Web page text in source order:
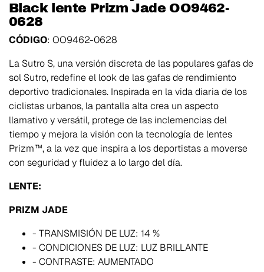
Black lente Prizm Jade OO9462-
0628
CÓDIGO: OO9462-0628
La Sutro S, una versión discreta de las populares gafas de
sol Sutro, redefine el look de las gafas de rendimiento
deportivo tradicionales. Inspirada en la vida diaria de los
ciclistas urbanos, la pantalla alta crea un aspecto
llamativo y versátil, protege de las inclemencias del
tiempo y mejora la visión con la tecnología de lentes
Prizm™, a la vez que inspira a los deportistas a moverse
con seguridad y fluidez a lo largo del día.
LENTE:
PRIZM JADE
- TRANSMISIÓN DE LUZ: 14 %
- CONDICIONES DE LUZ: LUZ BRILLANTE
- CONTRASTE: AUMENTADO